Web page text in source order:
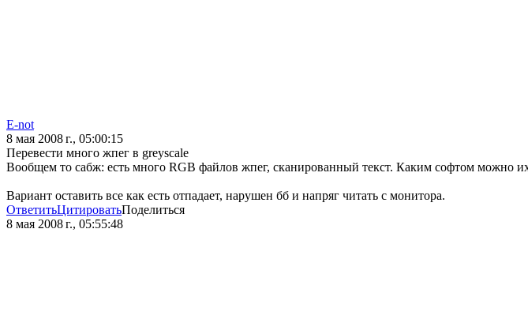
E-not
8 мая 2008 г., 05:00:15
Перевести много жпег в greyscale
Вообщем то сабж: есть много RGB файлов жпег, сканированный текст. Каким софтом можно
Вариант оставить все как есть отпадает, нарушен бб и напряг читать с монитора.
ОтветитьЦитироватьПоделиться
8 мая 2008 г., 05:55:48